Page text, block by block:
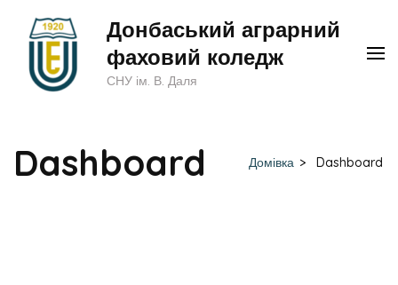
(натисніть
Донбаський аграрний
фаховий коледж
СНУ ім. В. Даля
Dashboard Домівка > Dashboard